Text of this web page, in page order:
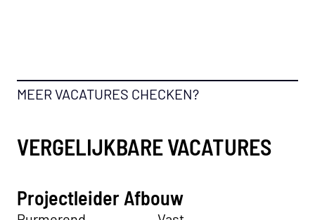
MEER VACATURES CHECKEN?
VERGELIJKBARE VACATURES
Projectleider Afbouw